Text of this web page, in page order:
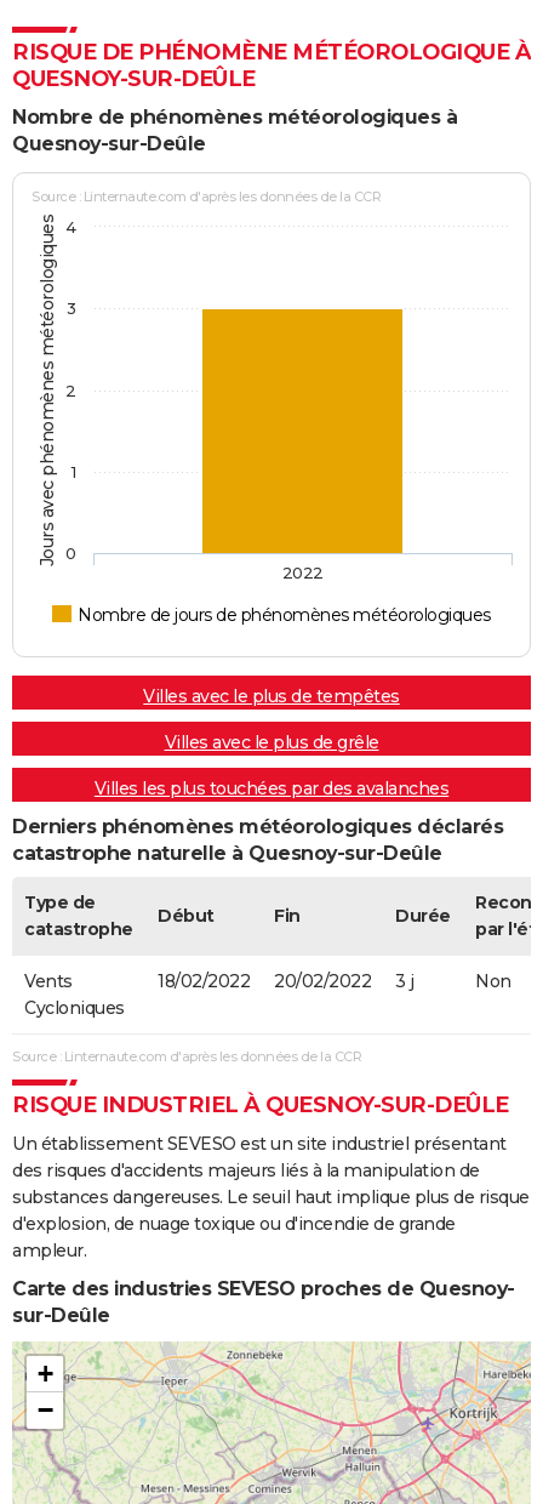
RISQUE DE PHÉNOMÈNE MÉTÉOROLOGIQUE À
QUESNOY-SUR-DEÛLE
Nombre de phénomènes météorologiques à
Quesnoy-sur-Deûle
Jours avec phénomènes météorologiques
Source : Linternaute.com d'après les données de la CCR
Nombre de jours de phénomènes météorologiques
2022
0
1
2
3
4
Villes avec le plus de tempêtes
Villes avec le plus de grêle
Villes les plus touchées par des avalanches
Derniers phénomènes météorologiques déclarés
catastrophe naturelle à Quesnoy-sur-Deûle
Type de
catastrophe
Début Fin Durée
par
Vents
Cycloniques
18/02/2022 20/02/2022 3 j Non
Source : Linternaute.com d'après les données de la CCR
RISQUE INDUSTRIEL À QUESNOY-SUR-DEÛLE
Un établissement SEVESO est un site industriel présentant
des risques d'accidents majeurs liés à la manipulation de
substances dangereuses. Le seuil haut implique plus de risque
d'explosion, de nuage toxique ou d'incendie de grande
ampleur.
Carte des industries SEVESO proches de Quesnoy-
sur-Deûle
+
−